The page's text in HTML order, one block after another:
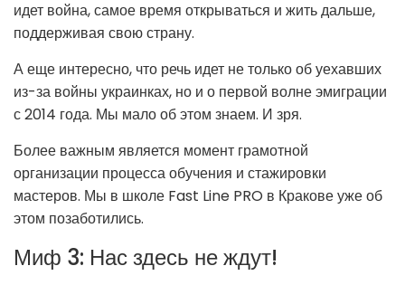
идет война, самое время открываться и жить дальше,
поддерживая свою страну.
А еще интересно, что речь идет не только об уехавших
из-за войны украинках, но и о первой волне эмиграции
с 2014 года. Мы мало об этом знаем. И зря.
Более важным является момент грамотной
организации процесса обучения и стажировки
мастеров. Мы в школе Fast Line PRO в Кракове уже об
этом позаботились.
Миф 3: Нас здесь не ждут!